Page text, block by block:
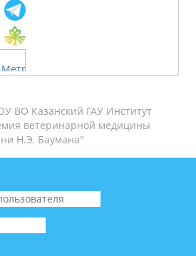
ВО Казанский ГАУ Институт
ветеринарной медицины
Н.Э. Баумана"